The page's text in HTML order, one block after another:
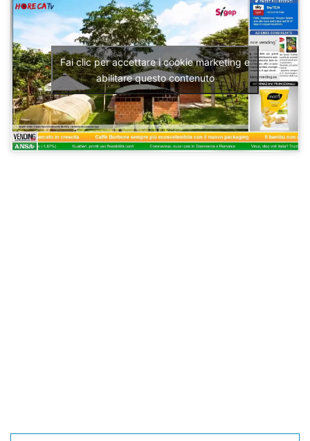
Fai clic per accettare i cookie marketing e
abilitare questo contenuto